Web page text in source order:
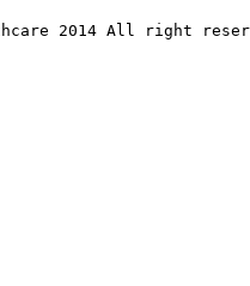
2014 All right